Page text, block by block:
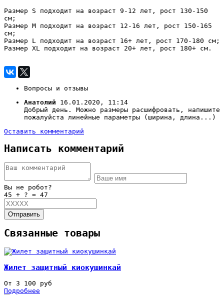
Размер S подходит на возраст 9-12 лет, рост 130-150
см;
Размер М подходит на возраст 12-16 лет, рост 150-165
см;
Размер L подходит на возраст 16+ лет, рост 170-180 см;
Размер XL подходит на возраст 20+ лет, рост 180+ см.
Вопросы и отзывы
Анатолий 16.01.2020, 11:14
Добрый день. Можно размеры расшифровать, напишите
пожалуйста линейные параметры (ширина, длина...)
Оставить комментарий
Написать комментарий
Вы не робот?
45 + ? = 47
Отправить
Связанные товары
Жилет защитный киокушинкай
От 3 100 руб
Подробнее